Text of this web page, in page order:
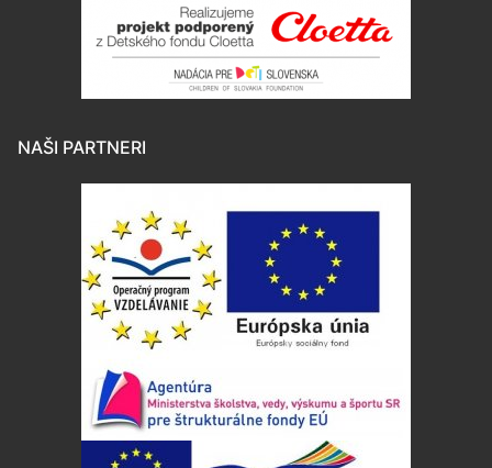
NAŠI PARTNERI